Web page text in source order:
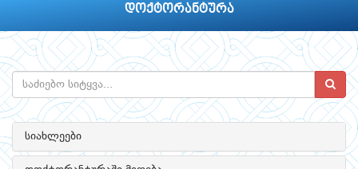
დოქტორანტურა
სიახლეები